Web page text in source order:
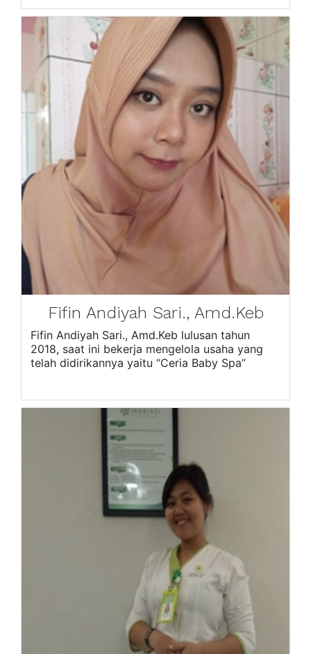
Fifin Andiyah Sari., Amd.Keb
Fifin Andiyah Sari., Amd.Keb lulusan tahun
2018, saat ini bekerja mengelola usaha yang
telah didirikannya yaitu “Ceria Baby Spa”